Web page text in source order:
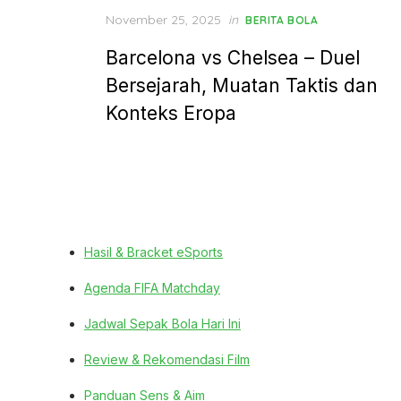
Posted
November 25, 2025 in BERITA BOLA
Barcelona vs Chelsea – Duel
Bersejarah, Muatan Taktis dan
Konteks Eropa
Hasil & Bracket eSports
Agenda FIFA Matchday
Jadwal Sepak Bola Hari Ini
Review & Rekomendasi Film
Panduan Sens & Aim